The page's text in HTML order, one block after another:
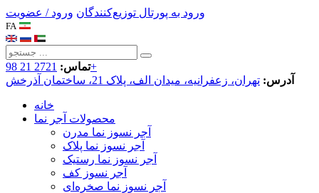
ورود به پورتال توزیع‌کنندگان ورود / عضویت
FA
تماس:2721 21 98+
آدرس: تهران، زعفرانیه، میدان الف، پلاک 21، ساختمان آذرخش
خانه
محصولات آجر نما
آجر نسوز نما مدرن
آجر نسوز نما پلاک
آجر نسوز نما رستیک
آجر نسوز کف
آجر نسوز نما صخره‌ای